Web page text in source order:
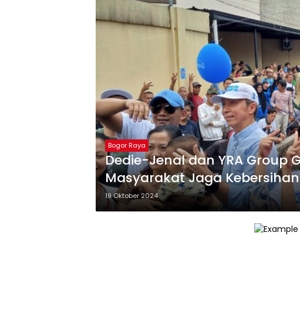
Bogor Raya
Dedie-Jenal dan YRA Group
Masyarakat Jaga
19 Oktober 2024